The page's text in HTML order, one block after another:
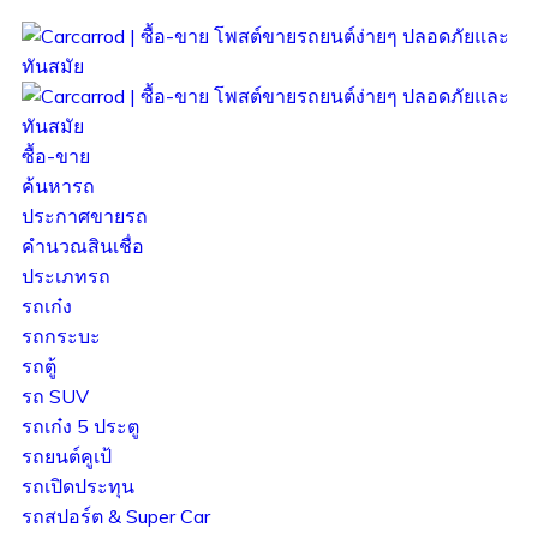
ซื้อ-ขาย
ค้นหารถ
ประกาศขายรถ
คำนวณสินเชื่อ
ประเภทรถ
รถเก๋ง
รถกระบะ
รถตู้
รถ SUV
รถเก๋ง 5 ประตู
รถยนต์คูเป้
รถเปิดประทุน
รถสปอร์ต & Super Car